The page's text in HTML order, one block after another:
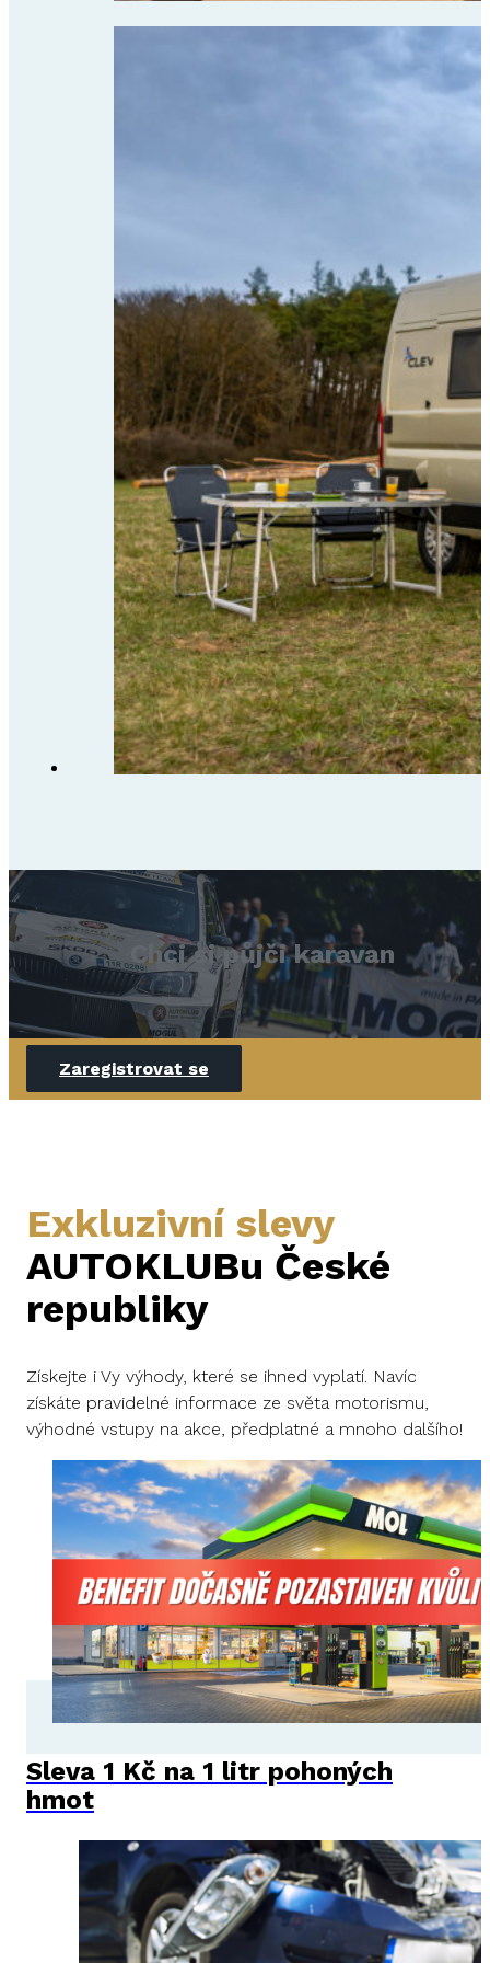
Chci si půjči karavan
Zaregistrovat se
Exkluzivní slevy
AUTOKLUBu České
republiky
Získejte i Vy výhody, které se ihned vyplatí. Navíc
získáte pravidelné informace ze světa motorismu,
výhodné vstupy na akce, předplatné a mnoho dalšího!
Sleva 1 Kč na 1 litr pohoných
hmot